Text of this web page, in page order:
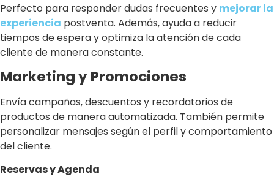
Perfecto para responder dudas frecuentes y mejorar la
experiencia postventa. Además, ayuda a reducir
tiempos de espera y optimiza la atención de cada
cliente de manera constante.
Marketing y Promociones
Envía campañas, descuentos y recordatorios de
productos de manera automatizada. También permite
personalizar mensajes según el perfil y comportamiento
del cliente.
Reservas y Agenda